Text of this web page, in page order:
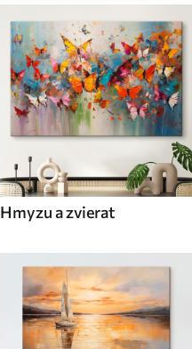
Hmyzu a zvierat